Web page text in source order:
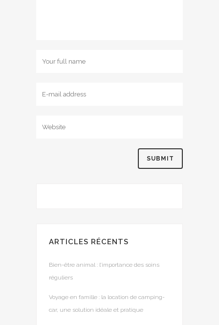
ARTICLES RÉCENTS
Bien-être animal : l’importance des soins
réguliers
Voyage en famille : la location de camping-
car, une solution idéale et pratique